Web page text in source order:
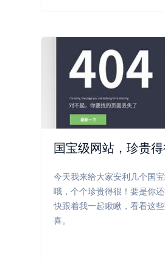
国宝级网站，珍贵
今天我来给大家安利几个国
哦，个个珍贵得很！要是你
快跟着我一起瞅瞅，看看这
喜。